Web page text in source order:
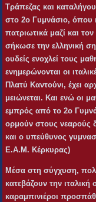
Τράπεζας και
στο 2ο Γυμνάσιο, όπου
πατριωτικά μαζί και
σήκωσε την ελληνική
ουδείς ενοχλεί τους
ενημερώνονται οι
Πλατύ Καντούνι, έχει
μειώνεται. Και ενώ οι
εμπρός από το 2ο
ορμούν στους νεαρούς
και ο υπεύθυνος
Ε.Α.Μ. Κέρκυρας)
Μέσα στη σύγχυση,
κατεβάζουν την
καραμπινιέροι